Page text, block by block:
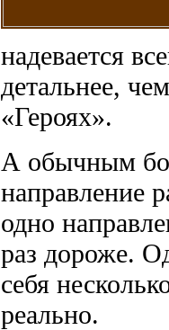
надевается
детальнее,
«Героях».
А обычным
направление
одно
раз дороже.
себя
реально.